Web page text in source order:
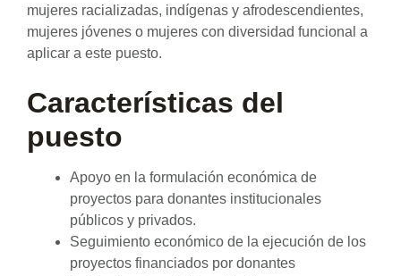
mujeres racializadas, indígenas y afrodescendientes,
mujeres jóvenes o mujeres con diversidad funcional a
aplicar a este puesto.
Características del
puesto
Apoyo en la formulación económica de
proyectos para donantes institucionales
públicos y privados.
Seguimiento económico de la ejecución de los
proyectos financiados por donantes